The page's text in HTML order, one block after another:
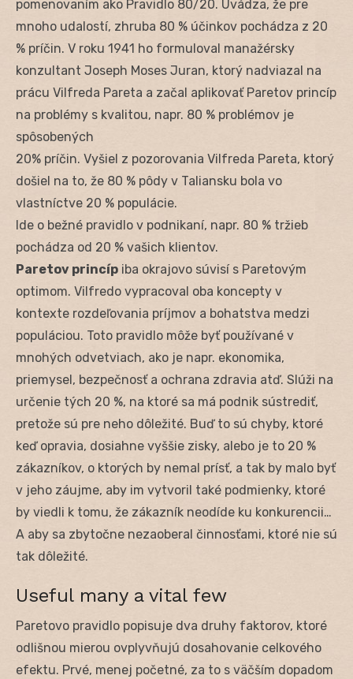
pomenovaním ako Pravidlo 80/20. Uvádza, že pre
mnoho udalostí, zhruba 80 % účinkov pochádza z 20
% príčin. V roku 1941 ho formuloval manažérsky
konzultant Joseph Moses Juran, ktorý nadviazal na
prácu Vilfreda Pareta a začal aplikovať Paretov princíp
na problémy s kvalitou, napr. 80 % problémov je
spôsobených
20% príčin. Vyšiel z pozorovania Vilfreda Pareta, ktorý
došiel na to, že 80 % pôdy v Taliansku bola vo
vlastníctve 20 % populácie.
Ide o bežné pravidlo v podnikaní, napr. 80 % tržieb
pochádza od 20 % vašich klientov.
Paretov princíp iba okrajovo súvisí s Paretovým
optimom. Vilfredo vypracoval oba koncepty v
kontexte rozdeľovania príjmov a bohatstva medzi
populáciou. Toto pravidlo môže byť používané v
mnohých odvetviach, ako je napr. ekonomika,
priemysel, bezpečnosť a ochrana zdravia atď. Slúži na
určenie tých 20 %, na ktoré sa má podnik sústrediť,
pretože sú pre neho dôležité. Buď to sú chyby, ktoré
keď opravia, dosiahne vyššie zisky, alebo je to 20 %
zákazníkov, o ktorých by nemal prísť, a tak by malo byť
v jeho záujme, aby im vytvoril také podmienky, ktoré
by viedli k tomu, že zákazník neodíde ku konkurencii…
A aby sa zbytočne nezaoberal činnosťami, ktoré nie sú
tak dôležité.
Useful many a vital few
Paretovo pravidlo popisuje dva druhy faktorov, ktoré
odlišnou mierou ovplyvňujú dosahovanie celkového
efektu. Prvé, menej početné, za to s väčším dopadom